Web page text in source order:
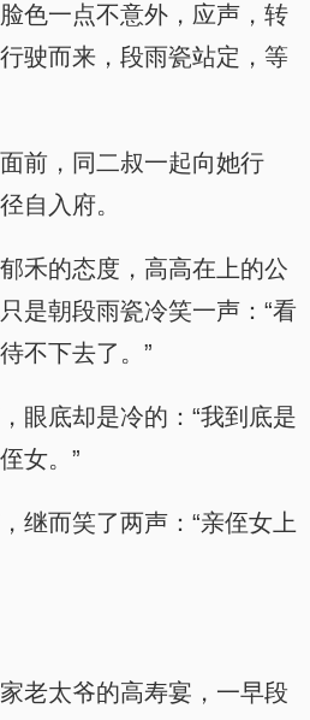
色一点不意外，应声，转
驶而来，段雨瓷站定，等
前，同二叔一起向她行
自入府。
禾的态度，高高在上的公
是朝段雨瓷冷笑一声：“看
不下去了。”
眼底却是冷的：“我到底是
女。”
继而笑了两声：“亲侄女上
老太爷的高寿宴，一早段